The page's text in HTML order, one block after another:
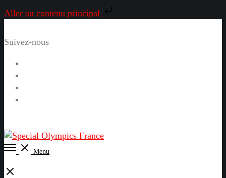
Aller au contenu principal
Suivez-nous
Open
Menu
Close